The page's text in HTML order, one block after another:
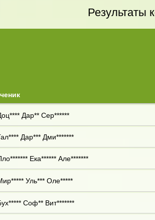
Результаты
Дар** Сер******
Дар*** Дми*******
Ека****** Але*******
Уль*** Оле*****
Соф** Вит*******